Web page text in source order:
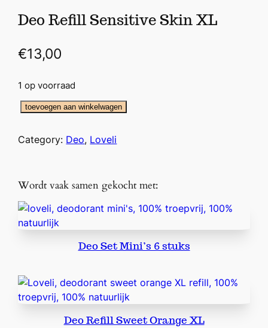
Deo Refill Sensitive Skin XL
€13,00
1 op voorraad
o
f
l
l
s
i
toevoegen aan winkelwagen
Category: Deo, Loveli
Wordt vaak samen gekocht met:
Deo Set Mini’s 6 stuks
Deo Refill Sweet Orange XL